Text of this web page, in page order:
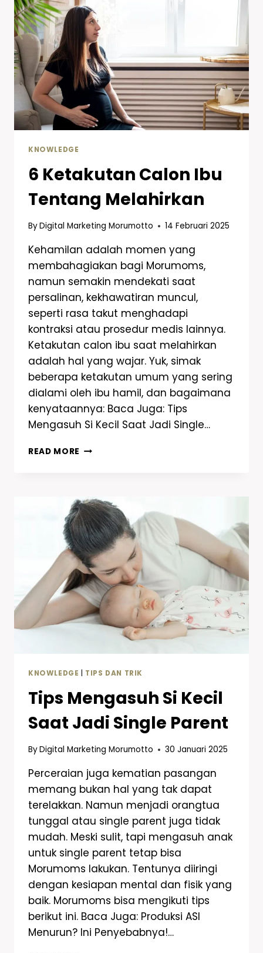
KNOWLEDGE
6 Ketakutan Calon Ibu
Tentang Melahirkan
ByDigital Marketing Morumotto 14 Februari 2025
Kehamilan adalah momen yang
membahagiakan bagi Morumoms,
namun semakin mendekati saat
persalinan, kekhawatiran muncul,
seperti rasa takut menghadapi
kontraksi atau prosedur medis lainnya.
Ketakutan calon ibu saat melahirkan
adalah hal yang wajar. Yuk, simak
beberapa ketakutan umum yang sering
dialami oleh ibu hamil, dan bagaimana
kenyataannya: Baca Juga: Tips
Mengasuh Si Kecil Saat Jadi Single…
READ MORE
KNOWLEDGE TIPS DAN TRIK
Tips Mengasuh Si Kecil
Saat Jadi Single Parent
ByDigital Marketing Morumotto 30 Januari 2025
Perceraian juga kematian pasangan
memang bukan hal yang tak dapat
terelakkan. Namun menjadi orangtua
tunggal atau single parent juga tidak
mudah. Meski sulit, tapi mengasuh anak
untuk single parent tetap bisa
Morumoms lakukan. Tentunya diiringi
dengan kesiapan mental dan fisik yang
baik. Morumoms bisa mengikuti tips
berikut ini. Baca Juga: Produksi ASI
Menurun? Ini Penyebabnya!…